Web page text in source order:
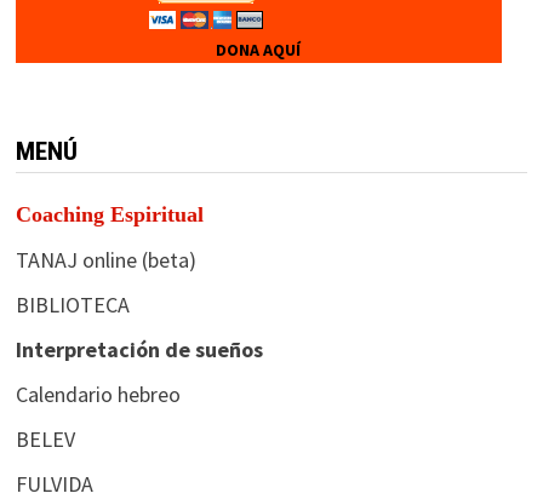
DONA AQUÍ
MENÚ
Coaching Espiritual
TANAJ online (beta)
BIBLIOTECA
Interpretación de sueños
Calendario hebreo
BELEV
FULVIDA